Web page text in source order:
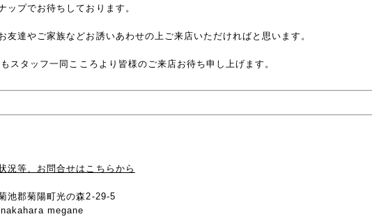
ップでお待ちしております。
友達やご家族などお誘いあわせの上ご来店いただければと思います。
スタッフ一同こころより皆様のご来店お待ち申し上げます。
況等、お問合せはこちらから
池郡菊陽町光の森2-29-5
megane